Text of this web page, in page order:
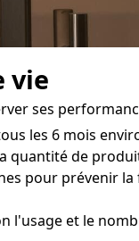
vie
ses
les 6 mois
de
pour prévenir
l'usage et le